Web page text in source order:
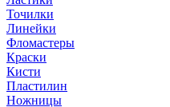
Точилки
Линейки
Фломастеры
Краски
Кисти
Пластилин
Ножницы